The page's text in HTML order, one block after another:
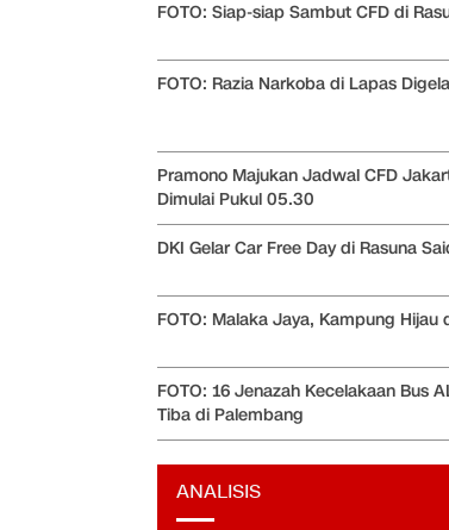
FOTO: Siap-siap Sambut CFD di
FOTO: Razia Narkoba di Lapas
Pramono Majukan Jadwal CFD
Dimulai Pukul 05.30
DKI Gelar Car Free Day di Rasuna
FOTO: Malaka Jaya, Kampung Hijau
FOTO: 16 Jenazah Kecelakaan Bus
Tiba di Palembang
ANALISIS